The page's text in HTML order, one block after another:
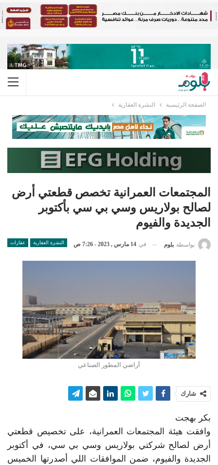
الصفحة الرئيسية النشرة العقارية
المجتمعات العمرانية تخصص قطعتي أرض
لصالح بولاريس وسي بي سي بأكتوبر
الجديدة والفيوم
النشرة العقارية عقارات بواسطة بلوم في 14 مارس , 2023 - 7:26 ص
أراضي المطور الصناعي
شارك
بكر بهجت
وافقت هيئة المجتمعات العمرانية، على تخصيص قطعتي
أرض لصالح شركتي بولاريس وسي بي سي، في أكتوبر
الجديدة والفيوم، ضمن الموافقات اللي أصدرتها الخميس